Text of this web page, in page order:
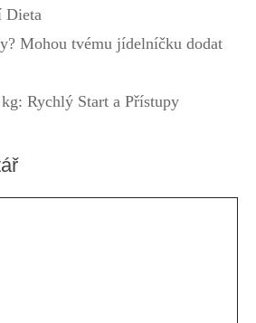
Dieta
Mohou tvému jídelníčku dodat
Rychlý Start a Přístupy